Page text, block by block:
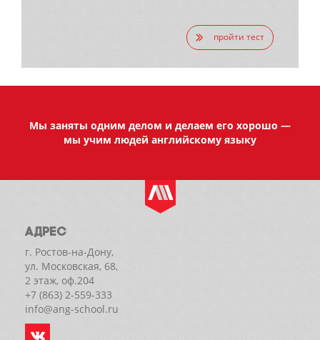
пройти тест
Мы заняты одним делом и делаем его хорошо —
мы учим людей английскому языку
АДРЕС
г. Ростов-на-Дону,
ул. Московская, 68,
2 этаж, оф.204
+7 (863) 2-559-333
info@ang-school.ru